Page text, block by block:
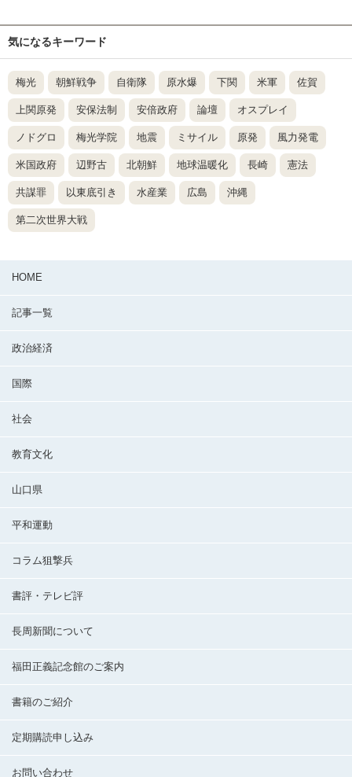
気になるキーワード
梅光 朝鮮戦争 自衛隊 原水爆 下関 米軍 佐賀
上関原発 安保法制 安倍政府 論壇 オスプレイ
ノドグロ 梅光学院 地震 ミサイル 原発 風力発電
米国政府 辺野古 北朝鮮 地球温暖化 長崎 憲法
共謀罪 以東底引き 水産業 広島 沖縄
第二次世界大戦
HOME
記事一覧
政治経済
国際
社会
教育文化
山口県
平和運動
コラム狙撃兵
書評・テレビ評
長周新聞について
福田正義記念館のご案内
書籍のご紹介
定期購読申し込み
お問い合わせ